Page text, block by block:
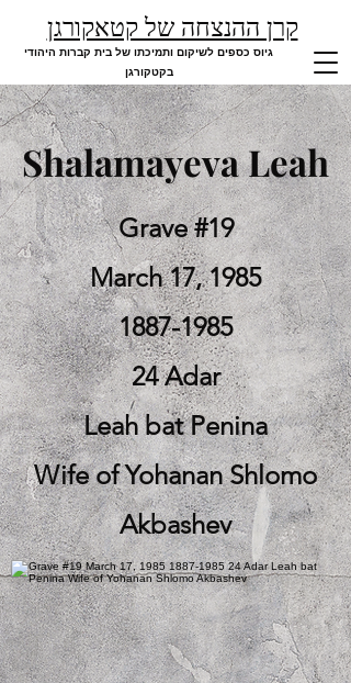
קרן ההנצחה של קטאקורגן
גיוס כספים לשיקום ותמיכתו של בית קברות היהודי
בקטקורגן
Shalamayeva Leah
Grave #19
March 17, 1985
1887-1985
24 Adar
Leah bat Penina
Wife of Yohanan Shlomo
Akbashev